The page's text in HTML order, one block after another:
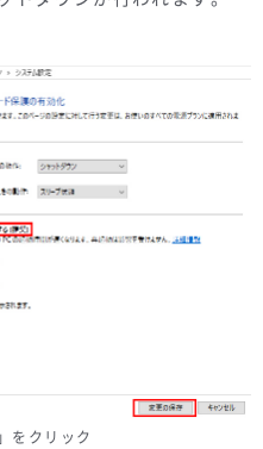
をクリック